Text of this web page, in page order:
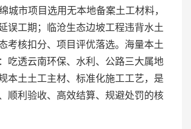
城市项目选用无本地备案土工材料，
误工期；临沧生态边坡工程违背水土
考核扣分、项目评优落选。海量本土
吃透云南环保、水利、公路三大属地
本土土工主材、标准化施工工艺，是
顺利验收、高效结算、规避处罚的核